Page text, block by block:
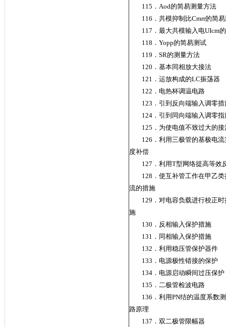
115．Aod的简易测
116．共模抑制比Cmrr的简
117．最大共模输入电UIcm
118．Yopp的简易测试
119．SR的测量方法
120．基本同相放大接法
121．运放构成的LC振荡器
122．电热杯调温电路
123．引到反向端输入调零措
124．引到同向端输入调零指
125．为使电值不致过大的接
126．利用三极管的基极电
度补偿
127．利用T型网络提高等
128．使互补管工作在甲乙
流的措施
129．对电容负载进行校正时
施
130．反相输入保护措施
131．同相输入保护措施
132．利用稳压管保
133．电源极性错接的保护
134．电源启动瞬间
135．二极管检波电路
136．利用PN结的温度系数
路原理
137．双二极管限幅器